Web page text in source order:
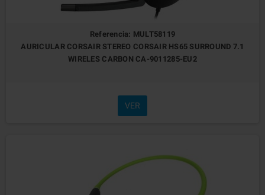
Referencia: MULT58119
AURICULAR CORSAIR STEREO CORSAIR HS65 SURROUND 7.1
WIRELES CARBON CA-9011285-EU2
VER